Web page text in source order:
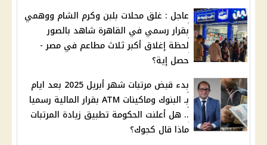
عاجل : غلق محلات بلبن وكرم الشام ووهمي
بقرار رسمي في القاهرة شاهد بالصور
لحظة إغلاق أكبر ثلاث مطاعم في مصر -
حصل إية؟
بدء قبض مرتبات شهر أبريل 2025 بعد ايام
بـ البنوك وماكينات ATM بقرار المالية رسميا
.. هل أعلنت الحكومة تطبيق زيادة المرتبات
ماذا قال كجوك؟